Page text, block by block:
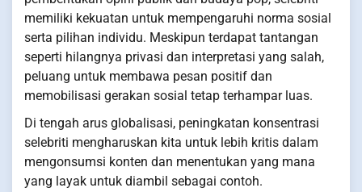
memiliki kekuatan untuk mempengaruhi norma sosial
serta pilihan individu. Meskipun terdapat tantangan
seperti hilangnya privasi dan interpretasi yang salah,
peluang untuk membawa pesan positif dan
memobilisasi gerakan sosial tetap terhampar luas.
Di tengah arus globalisasi, peningkatan konsentrasi
selebriti mengharuskan kita untuk lebih kritis dalam
mengonsumsi konten dan menentukan yang mana
yang layak untuk diambil sebagai contoh.